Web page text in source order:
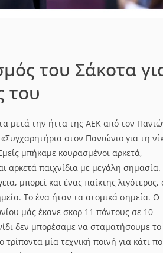
του Σάκοτα
του
μετά την ήττα της ΑΕΚ από τον
στον Πανιώνιο για τη
μπήκαμε κουρασμένοι αρκετά,
αρκετά παιχνίδια με μεγάλη σημασία.
μπορεί και ένας παίκτης λιγότερος,
Το ένα ήταν τα ατομικά σημεία. Ο
μάς έκανε σκορ 11 πόντους σε 10
δεν μπορέσαμε να σταματήσουμε το
μία τεχνική ποινή για κάτι